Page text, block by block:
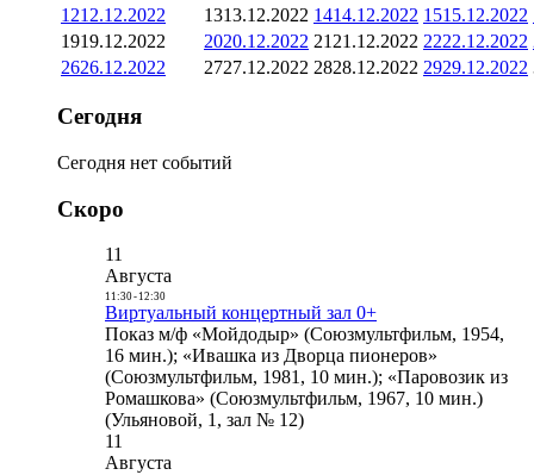
1212.12.2022 1313.12.2022 1414.12.2022 1515.12.2022
1919.12.2022 2020.12.2022 21 21.12.2022 2222.12.2022
2626.12.2022 2727.12.2022 2828.12.2022 2929.12.2022
Сегодня
Сегодня нет событий
Скоро
11
Августа
11:30- 12:30
Виртуальный концертный зал 0+
Показ м/ф «Мойдодыр» (Союзмультфильм, 1954,
16 мин.); «Ивашка из Дворца пионеров»
(Союзмультфильм, 1981, 10 мин.); «Паровозик из
Ромашкова» (Союзмультфильм, 1967, 10 мин.)
(Ульяновой, 1, зал № 12)
11
Августа